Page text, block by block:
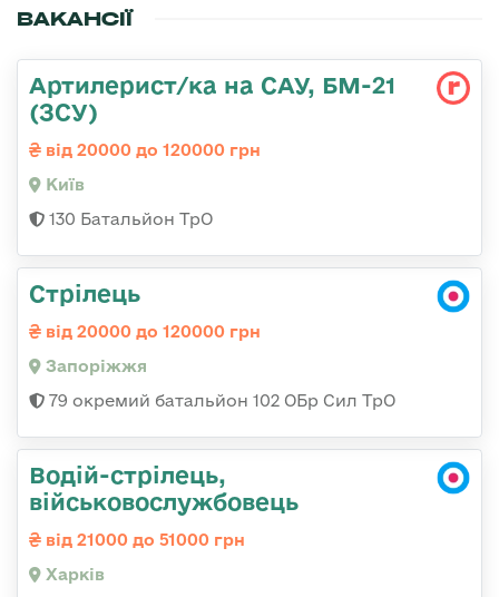
ВАКАНСІЇ
Артилерист/ка на САУ, БМ-21
(ЗСУ)
від 20000 до 120000 грн
Київ
130 Батальйон ТрО
Стрілець
від 20000 до 120000 грн
Запоріжжя
79 окремий батальйон 102 ОБр Сил ТрО
Водій-стрілець,
військовослужбовець
від 21000 до 51000 грн
Харків